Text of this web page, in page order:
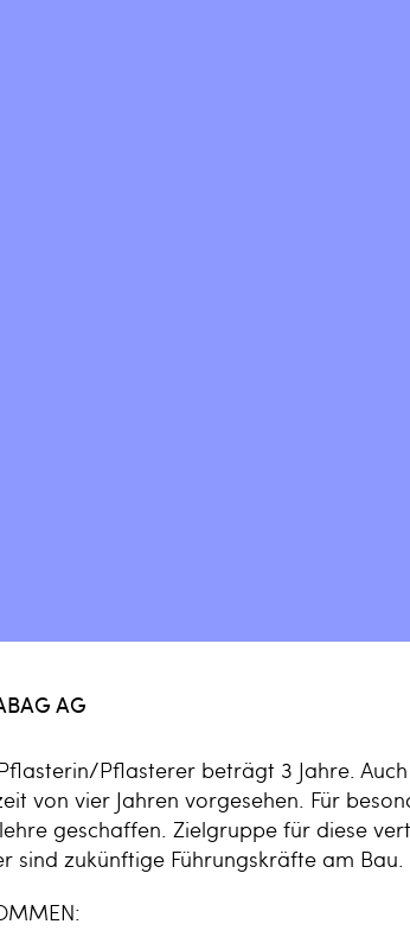
AG
Pflasterer beträgt 3 Jahre.
von vier Jahren vorgesehen. Für
geschaffen. Zielgruppe für diese
sind zukünftige Führungskräfte am Bau.